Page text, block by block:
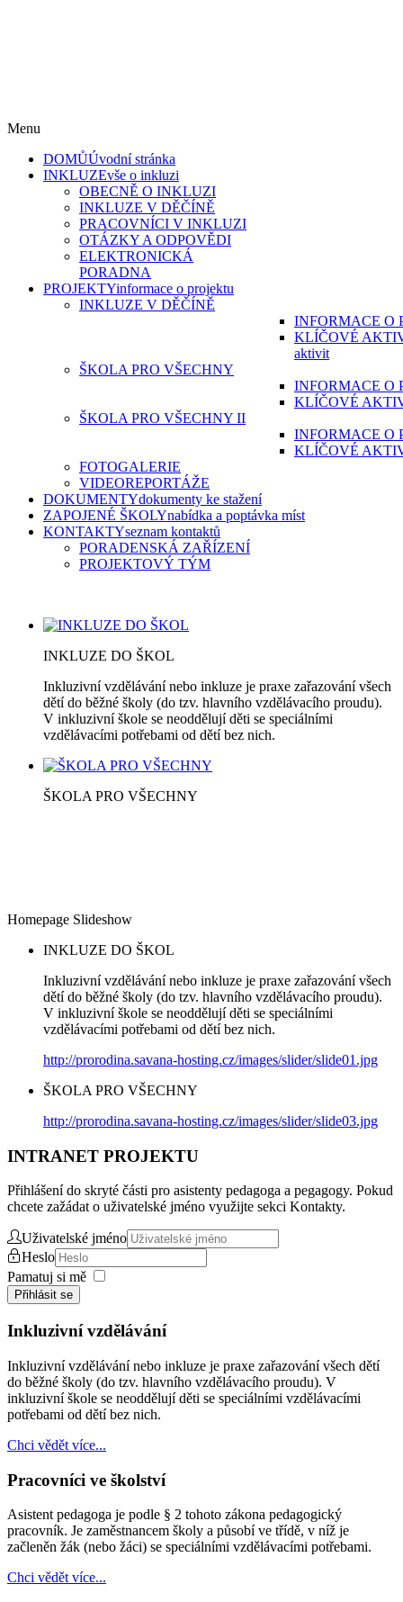
Menu
DOMŮÚvodní stránka
INKLUZEvše o inkluzi
OBECNĚ O INKLUZI
INKLUZE V DĚČÍNĚ
PRACOVNÍCI V INKLUZI
OTÁZKY A ODPOVĚDI
ELEKTRONICKÁ
PORADNA
PROJEKTYinformace o projektu
INKLUZE V DĚČÍNĚ
INFORMACE O
KLÍČOVÉ
aktivit
ŠKOLA PRO VŠECHNY
INFORMACE O
KLÍČOVÉ
ŠKOLA PRO VŠECHNY II
INFORMACE O
KLÍČOVÉ
FOTOGALERIE
VIDEOREPORTÁŽE
DOKUMENTYdokumenty ke stažení
ZAPOJENÉ ŠKOLYnabídka a poptávka míst
KONTAKTYseznam kontaktů
PORADENSKÁ ZAŘÍZENÍ
PROJEKTOVÝ TÝM
INKLUZE DO ŠKOL
Inkluzivní vzdělávání nebo inkluze je praxe zařazování všech
dětí do běžné školy (do tzv. hlavního vzdělávacího proudu).
V inkluzivní škole se neoddělují děti se speciálními
vzdělávacími potřebami od dětí bez nich.
ŠKOLA PRO VŠECHNY
Homepage Slideshow
INKLUZE DO ŠKOL
Inkluzivní vzdělávání nebo inkluze je praxe zařazování všech
dětí do běžné školy (do tzv. hlavního vzdělávacího proudu).
V inkluzivní škole se neoddělují děti se speciálními
vzdělávacími potřebami od dětí bez nich.
http://prorodina.savana-hosting.cz/images/slider/slide01.jpg
ŠKOLA PRO VŠECHNY
http://prorodina.savana-hosting.cz/images/slider/slide03.jpg
INTRANET PROJEKTU
Přihlášení do skryté části pro asistenty pedagoga a pegagogy. Pokud
chcete zažádat o uživatelské jméno využijte sekci Kontakty.
Uživatelské jméno
Heslo
Pamatuj si mě
Přihlásit se
Inkluzivní vzdělávání
Inkluzivní vzdělávání nebo inkluze je praxe zařazování všech dětí
do běžné školy (do tzv. hlavního vzdělávacího proudu). V
inkluzivní škole se neoddělují děti se speciálními vzdělávacími
potřebami od dětí bez nich.
Chci vědět více...
Pracovníci ve školství
Asistent pedagoga je podle § 2 tohoto zákona pedagogický
pracovník. Je zaměstnancem školy a působí ve třídě, v níž je
začleněn žák (nebo žáci) se speciálními vzdělávacími potřebami.
Chci vědět více...